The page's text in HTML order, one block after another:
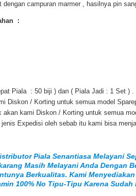
campuran marmer , hasilnya pin
:
Piala : 50 biji ) dan ( Piala Jadi : 1 Set )
Diskon / Korting untuk semua model
akan kami Diskon / Korting untuk semua
Expedisi oleh sebab itu kami bisa
Piala Senantiasa Melayani
Masih Melayani Anda Dengan
Berkualitas. Kami
100% No Tipu-Tipu Karena